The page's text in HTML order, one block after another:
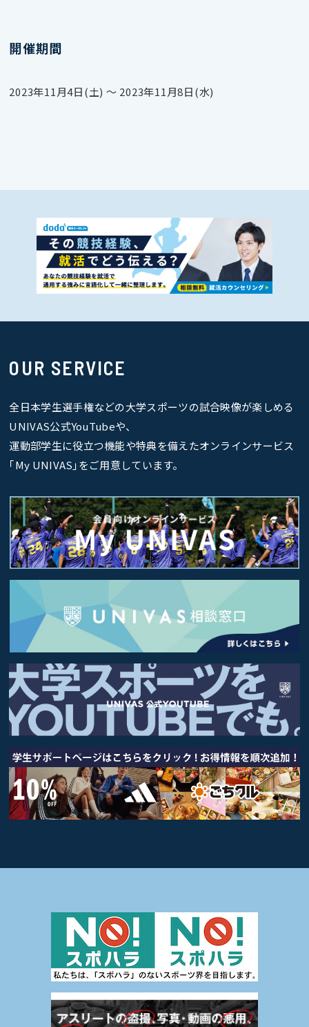
開催期間
2023年11月4日(土) 〜 2023年11月8日(水)
OUR SERVICE
全日本学生選手権などの大学スポーツの試合映像が楽しめる
UNIVAS公式YouTubeや、
運動部学生に役立つ機能や特典を備えたオンラインサービス
｢My UNIVAS｣をご用意しています。